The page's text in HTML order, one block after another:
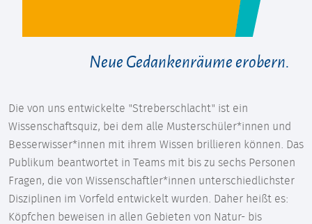
Neue Gedankenräume erobern.
Die von uns entwickelte "Streberschlacht" ist ein
Wissenschaftsquiz, bei dem alle Musterschüler*innen und
Besserwisser*innen mit ihrem Wissen brillieren können. Das
Publikum beantwortet in Teams mit bis zu sechs Personen
Fragen, die von Wissenschaftler*innen unterschiedlichster
Disziplinen im Vorfeld entwickelt wurden. Daher heißt es:
Köpfchen beweisen in allen Gebieten von Natur- bis